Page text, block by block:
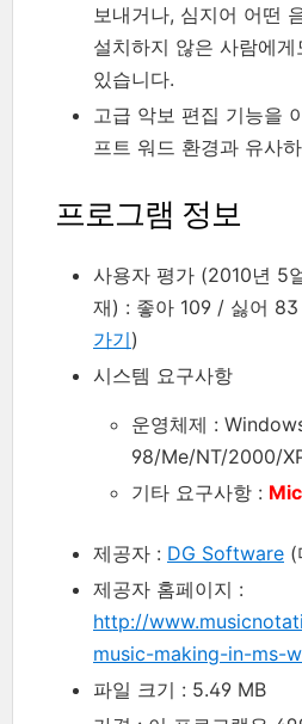
보내거나, 심지어 어떤
설치하지 않은 사람에
있습니다.
고급 악보 편집 기능을
프트 워드 환경과 유사
프로그램 정보
사용자 평가 (2010년 5
재) : 좋아 109 / 싫어
가기)
시스템 요구사항
운영체제 :
98/Me/NT/2000/
기타 요구사항 :
제공자 : DG Software (
제공자 홈페이지 :
http://
music-making-in-ms-
파일 크기 : 5.49 MB